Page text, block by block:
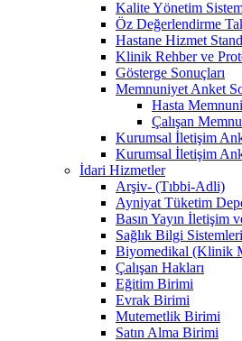
Kalite Yönetim
Öz Değerlendirme
Hastane Hizmet
Klinik Rehber ve
Gösterge Sonuçları
Memnuniyet Anket
Hasta
Çalışan
Kurumsal İletişim
Kurumsal İletişim
İdari Hizmetler
Arşiv- (Tıbbi-Adli)
Ayniyat Tüketim
Basın Yayın İletişim
Sağlık Bilgi
Biyomedikal (Klinik
Çalışan Hakları
Eğitim Birimi
Evrak Birimi
Mutemetlik Birimi
Satın Alma Birimi